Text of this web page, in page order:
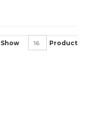
Show Product